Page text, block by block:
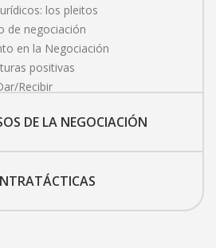
los pleitos
de negociación
en la Negociación
positivas
Recibir
Dar-Recibir
DE LA NEGOCIACIÓN